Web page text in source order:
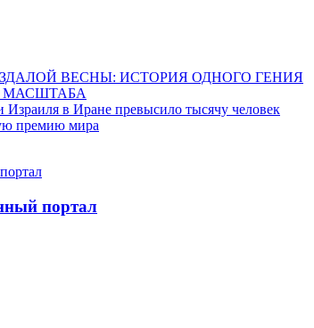
ВЕСНЫ: ИСТОРИЯ ОДНОГО ГЕНИЯ
МАСШТАБА
в Иране превысило тысячу человек
премию мира
портал